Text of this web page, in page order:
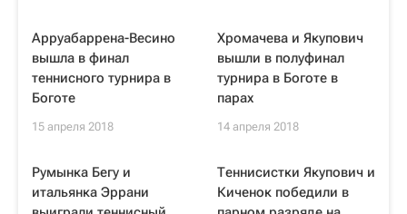
Арруабаррена-Весино
вышла в финал
теннисного турнира в
Боготе
15 апреля 2018
Хромачева и Якупович
вышли в полуфинал
турнира в Боготе в
парах
14 апреля 2018
Румынка Бегу и
итальянка Эррани
Теннисистки Якупович и
Киченок победили в